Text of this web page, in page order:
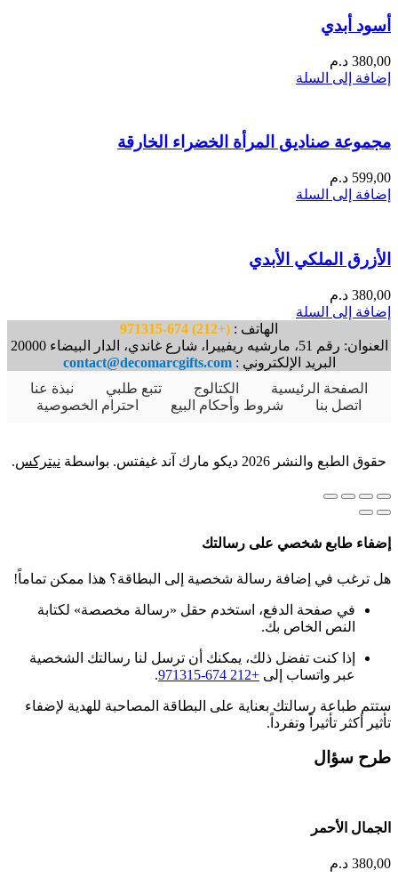
أسود أبدي
380,00 د.م
إضافة إلى السلة
مجموعة صناديق المرأة الخضراء الخارقة
599,00 د.م
إضافة إلى السلة
الأزرق الملكي الأبدي
380,00 د.م
إضافة إلى السلة
الهاتف : (+212) 674-971315
العنوان: رقم 51، مارشيه ريفييرا، شارع غاندي، الدار البيضاء 20000
البريد الإلكتروني :contact@decomarcgifts.com
الصفحة الرئيسية
الكتالوج تتبع طلبي
نبذة عنا
اتصل بنا
شروط وأحكام البيع احترام الخصوصية
حقوق الطبع والنشر 2026 ديكو مارك آند غيفتس. بواسطة نيتركس.
إضفاء طابع شخصي على رسالتك
هل ترغب في إضافة رسالة شخصية إلى البطاقة؟ هذا ممكن تماماً!
في صفحة الدفع، استخدم حقل «رسالة مخصصة» لكتابة
النص الخاص بك.
إذا كنت تفضل ذلك، يمكنك أن ترسل لنا رسالتك الشخصية
عبر واتساب إلى +212 674-971315
.
ستتم طباعة رسالتك بعناية على البطاقة المصاحبة للهدية لإضفاء
تأثير أكثر تأثيراً وتفرداً.
طرح سؤال
الجمال الأحمر
380,00 د.م